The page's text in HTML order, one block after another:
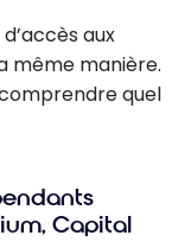
aux
même manière.
quel
Capital